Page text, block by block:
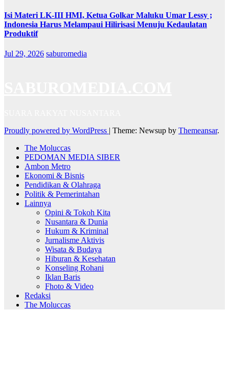
Isi Materi LK-III HMI, Ketua Golkar Maluku Umar Lessy ;
Indonesia Harus Melampaui Hilirisasi Menuju Kedaulatan
Produktif
Jul 29, 2026 saburomedia
Proudly powered by WordPress | Theme: Newsup by Themeansar.
The Moluccas
PEDOMAN MEDIA SIBER
Ambon Metro
Ekonomi & Bisnis
Pendidikan & Olahraga
Politik & Pemerintahan
Lainnya
Opini & Tokoh Kita
Nusantara & Dunia
Hukum & Kriminal
Jurnalisme Aktivis
Wisata & Budaya
Hiburan & Kesehatan
Konseling Rohani
Iklan Baris
Fhoto & Video
Redaksi
The Moluccas